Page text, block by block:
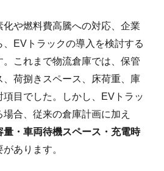
や燃料費高騰への対応、企業
EVトラックの導入を検討する
これまで物流倉庫では、保管
荷捌きスペース、床荷重、庫
目でした。
しかし、EVトラッ
合、従来の倉庫計画に加え
量・車両待機スペース・充電時
あります。